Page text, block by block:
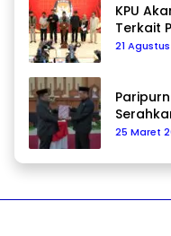
KPU
Terkait
21
25 Maret